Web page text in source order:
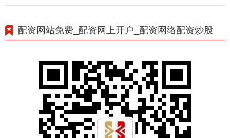
配资网站免费_配资网上开户_配资网络配资炒股